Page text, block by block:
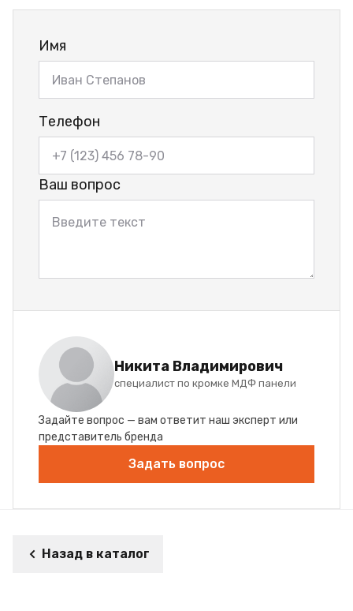
Имя
Телефон
Ваш вопрос
Никита Владимирович
специалист по кромке МДФ панели
Задайте вопрос — вам ответит наш эксперт или
представитель бренда
Задать вопрос
Назад в каталог